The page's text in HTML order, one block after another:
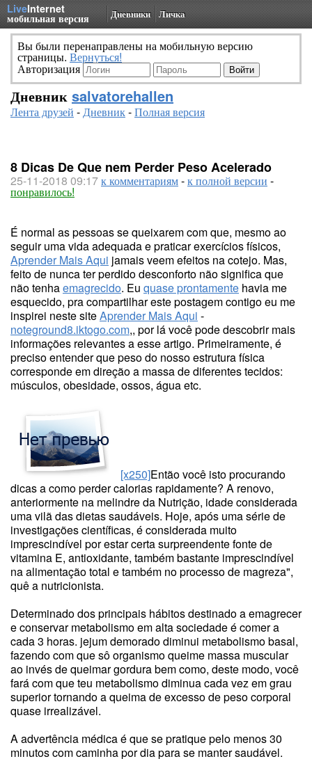
LiveInternet
мобильная версия Дневники Личка
Вы были перенаправлены на мобильную версию
страницы. Вернуться!
Авторизация
Дневник salvatorehallen
Лента друзей -Дневник-Полная версия
8 Dicas De Que nem Perder Peso Acelerado
25-11-2018 09:17к комментариям-к полной версии -
понравилось!
É normal as pessoas se queixarem com que, mesmo ao
seguir uma vida adequada e praticar exercícios físicos,
Aprender Mais Aqui jamais veem efeitos na cotejo. Mas,
feito de nunca ter perdido desconforto não significa que
não tenhaemagrecido. Eu quase prontamente havia me
esquecido, pra compartilhar este postagem contigo eu me
inspirei neste siteAprender Mais Aqui -
noteground8.iktogo.com,, por lá você pode descobrir mais
informações relevantes a esse artigo. Primeiramente, é
preciso entender que peso do nosso estrutura física
corresponde em direção a massa de diferentes tecidos:
músculos, obesidade, ossos, água etc.
[x250]Então você isto procurando
dicas a como perder calorias rapidamente? A renovo,
anteriormente na melindre da Nutrição, idade considerada
uma vilã das dietas saudáveis. Hoje, após uma série de
investigações científicas, é considerada muito
imprescindível por estar certa surpreendente fonte de
vitamina E, antioxidante, também bastante imprescindível
na alimentação total e também no processo de magreza",
quê a nutricionista.
Determinado dos principais hábitos destinado a emagrecer
e conservar metabolismo em alta sociedade é comer a
cada 3 horas. jejum demorado diminui metabolismo basal,
fazendo com que sô organismo queime massa muscular
ao invés de queimar gordura bem como, deste modo, você
fará com que teu metabolismo diminua cada vez em grau
superior tornando a queima de excesso de peso corporal
quase irrealizável.
A advertência médica é que se pratique pelo menos 30
minutos com caminha por dia para se manter saudável.